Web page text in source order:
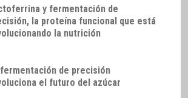
y fermentación de
la proteína funcional que está
la nutrición
de precisión
el futuro del azúcar